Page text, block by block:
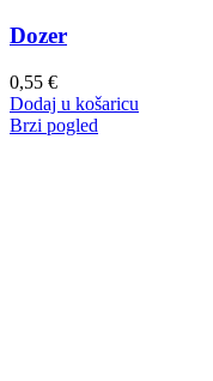
Dozer
0,55 €
Dodaj u košaricu
Brzi pogled